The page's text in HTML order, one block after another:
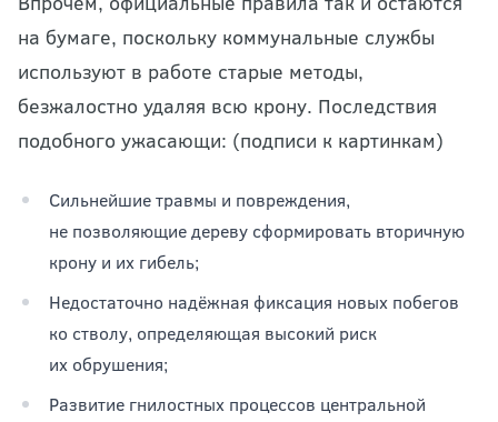
на бумаге, поскольку коммунальные службы
используют в работе старые методы,
безжалостно удаляя всю крону. Последствия
подобного ужасающи: (подписи к картинкам)
Сильнейшие травмы и повреждения,
не позволяющие дереву сформировать вторичную
крону и их гибель;
Недостаточно надёжная фиксация новых побегов
ко стволу, определяющая высокий риск
их обрушения;
Развитие гнилостных процессов центральной